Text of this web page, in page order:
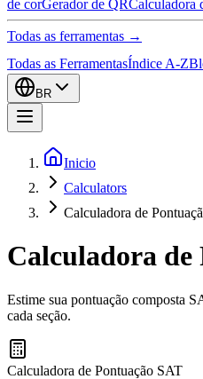
de corGerador de QRCalculadora
Todas as ferramentas →
Todas as FerramentasÍndice A-Z
BR
Inicio
Calculators
Calculadora de
Calculadora de
Estime sua pontuação composta
cada seção.
Calculadora de Pontuação SAT